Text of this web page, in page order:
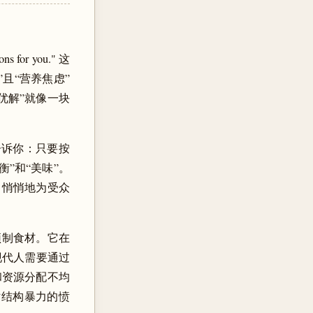
for you." 这
“营养焦虑”
解”就像一块
你：只要按
和“美味”。
悄地为受众
食材。它在
人需要通过
源分配不均
构暴力的愤